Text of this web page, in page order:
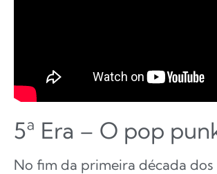
5ª Era – O pop
No fim da primeira década dos